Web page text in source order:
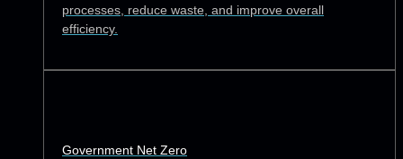
processes, reduce waste, and improve overall
efficiency.
Government Net Zero